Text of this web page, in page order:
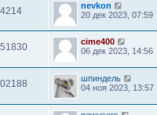
4214
nevkon
20 дек 2023, 07:59
cime400
06 дек 2023, 14:56
шпиндель
04 ноя 2023, 13:57